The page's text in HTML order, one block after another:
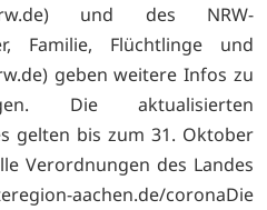
und des NRW-
Familie, Flüchtlinge und
geben weitere Infos zu
Die aktualisierten
gelten bis zum 31. Oktober
Verordnungen des Landes
aachen.de/coronaDie